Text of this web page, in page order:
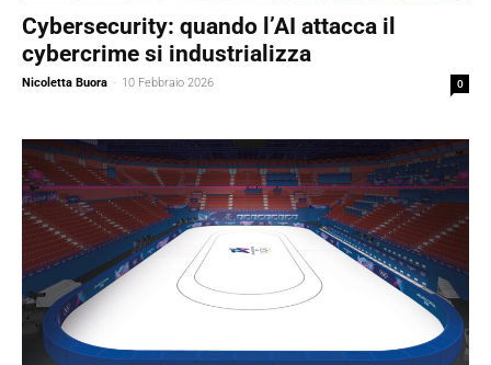
Cybersecurity: quando l’AI attacca il
cybercrime si industrializza
Nicoletta Buora - 10 Febbraio 2026 0